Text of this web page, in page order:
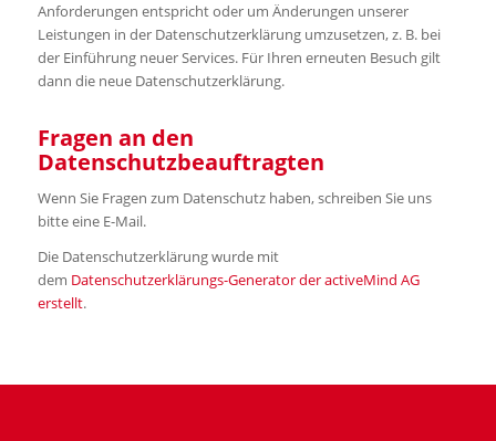
Anforderungen entspricht oder um Änderungen unserer
Leistungen in der Datenschutzerklärung umzusetzen, z. B. bei
der Einführung neuer Services. Für Ihren erneuten Besuch gilt
dann die neue Datenschutzerklärung.
Fragen an den
Datenschutzbeauftragten
Wenn Sie Fragen zum Datenschutz haben, schreiben Sie uns
bitte eine E-Mail.
Die Datenschutzerklärung wurde mit
dem Datenschutzerklärungs-Generator der activeMind AG
erstellt.